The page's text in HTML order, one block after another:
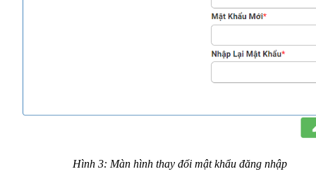
Hình 3: Màn hình thay đổi mật khẩu đăng nhập